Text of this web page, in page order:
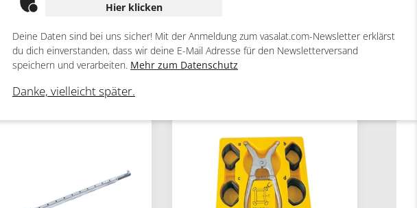
Hier klicken
Deine Daten sind bei uns sicher! Mit der Anmeldung zum vasalat.com-Newsletter erklärst
du dich einverstanden, dass wir deine E-Mail Adresse für den Newsletterversand
speichern und verarbeiten. Mehr zum Datenschutz
Danke, vielleicht später.